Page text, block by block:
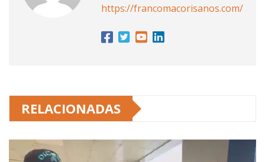
https://francomacorisanos.com/
RELACIONADAS